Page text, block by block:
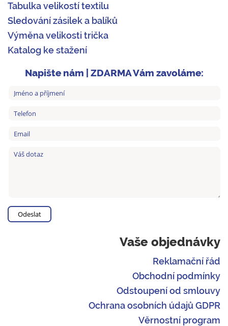
Tabulka velikostí textilu
Sledování zásilek a balíků
Výměna velikosti trička
Katalog ke stažení
Napište nám | ZDARMA Vám zavoláme:
Vaše objednávky
Reklamační řád
Obchodní podmínky
Odstoupení od smlouvy
Ochrana osobních údajů GDPR
Věrnostní program